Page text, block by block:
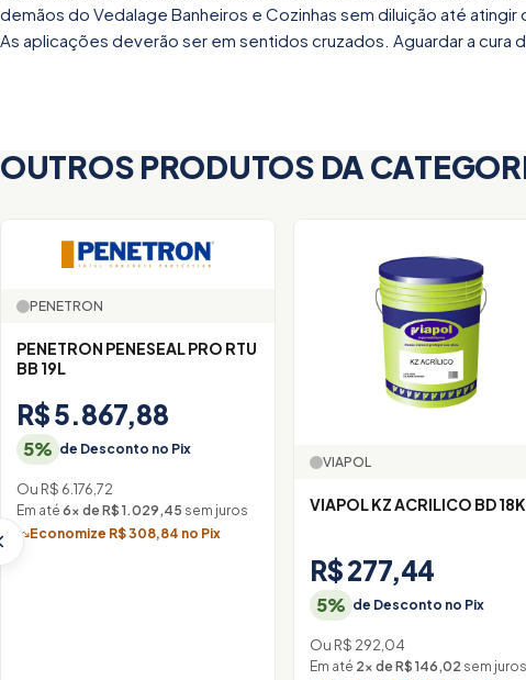
demãos do Vedalage Banheiros e Cozinhas sem diluição até
As aplicações deverão ser em sentidos cruzados. Aguardar a
OUTROS PRODUTOS DA
PENETRON
PENETRON PENESEAL PRO RTU
BB 19L
R$ 5.867,88
5% de Desconto no Pix
Ou R$ 6.176,72
Em até 6× de R$ 1.029,45 sem juros
Economize R$ 308,84 no Pix
VIAPOL
VIAPOL KZ ACRILICO BD 18K
R$ 277,44
5% de Desconto no Pix
Ou R$ 292,04
Em até 2× de R$ 146,02 sem juros